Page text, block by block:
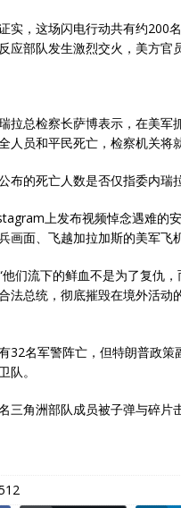
实，这场闪电行动共有约200
应部队发生激烈交火，美方官
拉总检察长萨博表示，在美
人员和平民死亡，检察机关将
布的死亡人数是否仅指委内瑞
上发布视频悼念遇难的
画面、飞越加拉加斯的美军飞
们流下的鲜血不是为了复仇
法总统，彻底摧毁在境外活
32名军警阵亡，但特朗普政
队。
三角洲部队成员被子弹与碎片